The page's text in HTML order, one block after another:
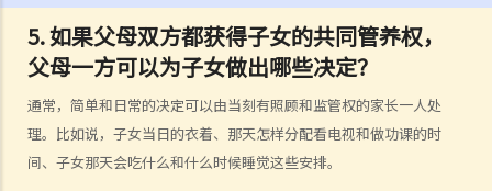
5. 如果父母双方都获得子女的共同管养权，
父母一方可以为子女做出哪些决定？
通常，简单和日常的决定可以由当刻有照顾和监管权的家长一人处
理。比如说，子女当日的衣着、那天怎样分配看电视和做功课的时
间、子女那天会吃什么和什么时候睡觉这些安排。
2. 我在香港以外的地方结婚，但担心在香港不被承认。我可以在香港登
记结婚吗？
C. 办理婚姻登记及举行婚礼
A. 在香港结婚的条件
B. 结婚登记程序
C. 婚姻的有效性